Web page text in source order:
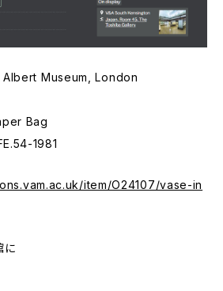
Museum, London
Bag
1981
item/O24107/vase-in
に